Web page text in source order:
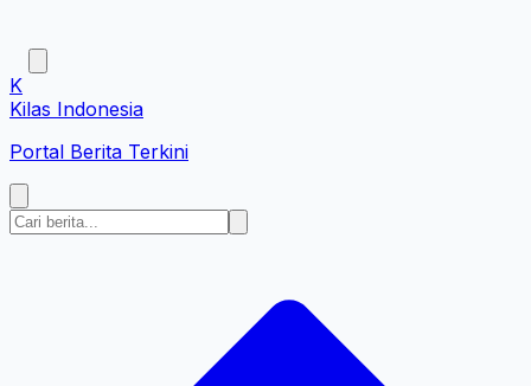
K
Kilas Indonesia
Portal Berita Terkini